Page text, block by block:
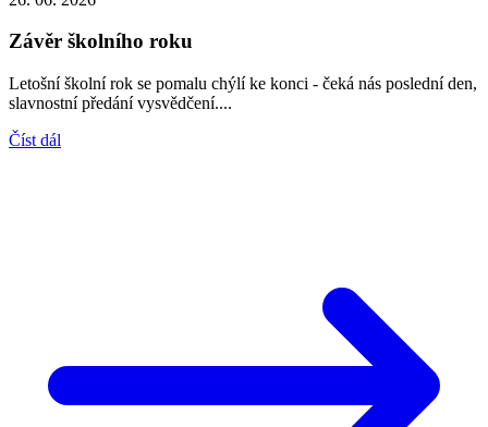
Závěr školního roku
Letošní školní rok se pomalu chýlí ke konci - čeká nás poslední den,
slavnostní předání vysvědčení....
Číst dál